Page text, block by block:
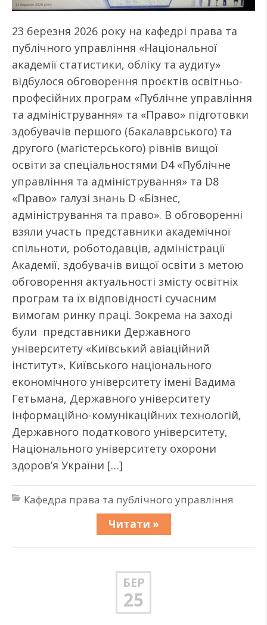
23 березня 2026 року на кафедрі права та
публічного управління «Національної
академії статистики, обліку та аудиту»
відбулося обговорення проєктів освітньо-
професійних програм «Публічне управління
та адміністрування» та «Право» підготовки
здобувачів першого (бакалаврського) та
другого (магістерського) рівнів вищої
освіти за спеціальностями D4 «Публічне
управління та адміністрування» та D8
«Право» галузі знань D «Бізнес,
адміністрування та право». В обговоренні
взяли участь представники академічної
спільноти, роботодавців, адміністрації
Академії, здобувачів вищої освіти з метою
обговорення актуальності змісту освітніх
програм та їх відповідності сучасним
вимогам ринку праці. Зокрема на заході
були представники Державного
університету «Київський авіаційний
інститут», Київського національного
економічного університету імені Вадима
Гетьмана, Державного університету
інформаційно-комунікаційних технологій,
Державного податкового університету,
Національного університету охорони
здоров’я України […]
Кафедра права та публічного управління
Читати »
БЕР
25